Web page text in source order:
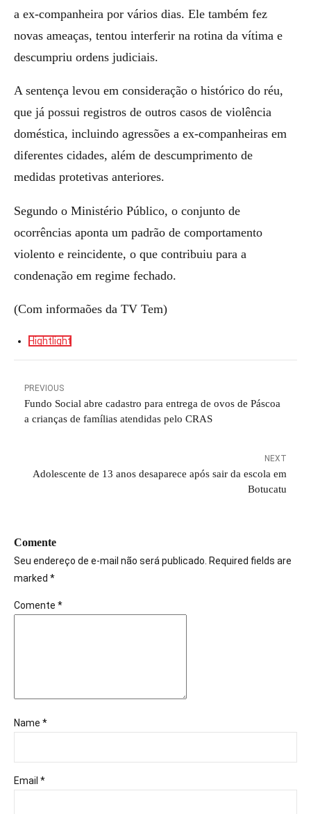
a ex-companheira por vários dias. Ele também fez
novas ameaças, tentou interferir na rotina da vítima e
descumpriu ordens judiciais.
A sentença levou em consideração o histórico do réu,
que já possui registros de outros casos de violência
doméstica, incluindo agressões a ex-companheiras em
diferentes cidades, além de descumprimento de
medidas protetivas anteriores.
Segundo o Ministério Público, o conjunto de
ocorrências aponta um padrão de comportamento
violento e reincidente, o que contribuiu para a
condenação em regime fechado.
(Com informaões da TV Tem)
Hightlight
PREVIOUS
Fundo Social abre cadastro para entrega de ovos de Páscoa
a crianças de famílias atendidas pelo CRAS
NEXT
Adolescente de 13 anos desaparece após sair da escola em
Botucatu
Comente
Seu endereço de e-mail não será publicado. Required fields are
marked *
Comente *
Name *
Email *